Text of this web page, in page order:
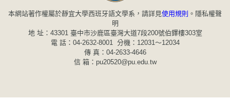
本網站著作權屬於靜宜大學西班牙語文學系，請詳見使用規則 。 隱私權聲
明
地 址：43301 臺中市沙鹿區臺灣大道7段200號伯鐸樓303室
電 話：04-2632-8001 分機：12031～12034
傳 真：04-2633-4646
信 箱：pu20520@pu.edu.tw